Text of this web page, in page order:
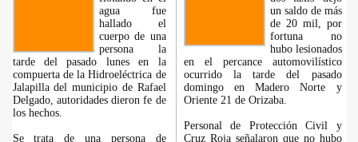
agua fue
hallado el
cuerpo de una
persona la
tarde del pasado lunes en la
compuerta de la Hidroeléctrica de
Jalapilla del municipio de Rafael
Delgado, autoridades dieron fe de
los hechos.
Se trata de una persona de
un saldo de más
de 20 mil, por
fortuna no
hubo lesionados
en el percance automovilístico
ocurrido la tarde del pasado
domingo en Madero Norte y
Oriente 21 de Orizaba.
Personal de Protección Civil y
Cruz Roja señalaron que no hubo